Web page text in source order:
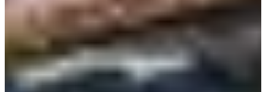
Bạn có thể mua
vé bảo tàng Teddy Bearonline để được giảm
Bãi biển Hamdeok